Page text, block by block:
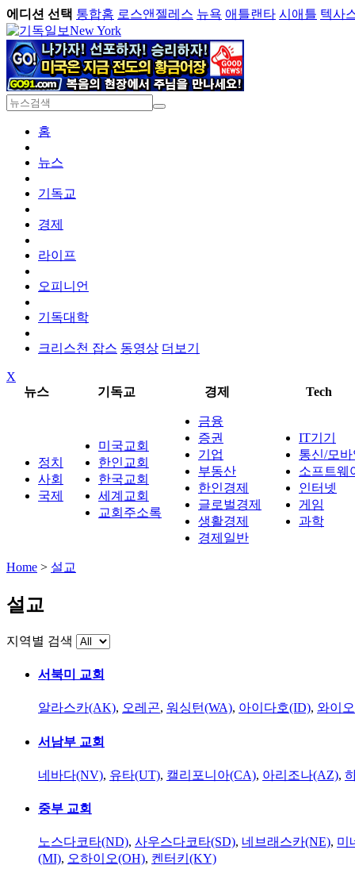
에디션 선택 통합홈 로스앤젤레스 뉴욕 애틀랜타 시애틀 텍사
New York
홈
뉴스
기독교
경제
라이프
오피니언
기독대학
크리스천 잡스 동영상 더보기
X
뉴스
기독교 경제 Tech
정치
사회
국제
미국교회
한인교회
한국교회
세계교회
교회주소록
금융
증권
기업
부동산
한인경제
글로벌경제
생활경제
경제일반
IT기기
통신/모
소프트웨
인터넷
게임
과학
Home > 설교
설교
지역별 검색
서북미 교회
알라스카(AK), 오레곤, 워싱턴(WA), 아이다호(ID), 와이
서남부 교회
네바다(NV), 유타(UT), 캘리포니아(CA), 아리조나(AZ),
중부 교회
노스다코타(ND), 사우스다코타(SD), 네브래스카(NE), 미
(MI), 오하이오(OH), 켄터키(KY)